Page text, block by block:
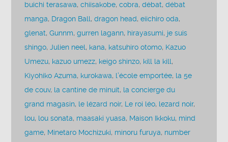
buichi terasawa,chiisakobe,cobra,débat,débat
manga, Dragon Ball,dragon head,eiichiro oda,
glenat,Gunnm,gurren lagann, hirayasumi, je suis
shingo,Julien neel, kana, katsuhiro otomo, Kazuo
Umezu, kazuo umezz, keigo shinzo, kill la kill,
Kiyohiko Azuma, kurokawa, l’école emportée, la 5e
de couv, la cantine de minuit, la concierge du
grand magasin, le lézard noir, Le roi léo, lezard noir,
lou, lou sonata, maasaki yuasa, Maison Ikkoku, mind
game, Minetaro Mochizuki, minoru furuya, number